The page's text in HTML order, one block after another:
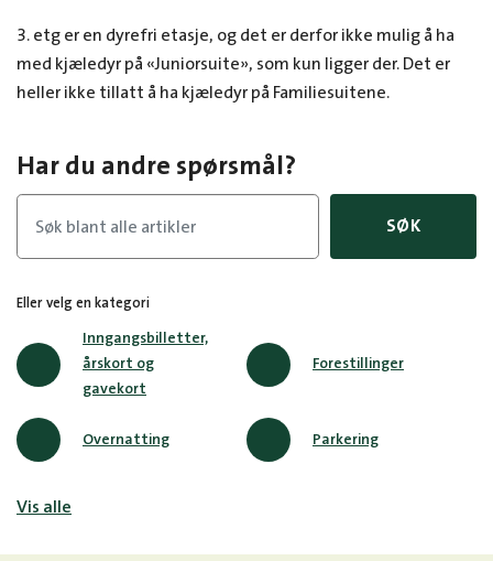
3. etg er en dyrefri etasje, og det er derfor ikke mulig å ha
med kjæledyr på «Juniorsuite», som kun ligger der. Det er
heller ikke tillatt å ha kjæledyr på Familiesuitene.
Har du andre spørsmål?
SØK
Eller velg en kategori
Inngangsbilletter,
årskort og
gavekort
Forestillinger
Overnatting Parkering
Vis alle